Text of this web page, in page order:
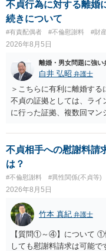
不貞行為に対する離婚
続きについて
#有責配偶者 #不倫慰謝料 #財
2026年8月5日
離婚・男女問題に強い
白井 弘昭 弁護士
＞こちらに有利に離婚する
不貞の証拠としては、ライ
に行った証拠、複数回マ
婚する、慰謝料をとるな
貞発覚後、長期間同居を続
場合がありますので、ご注
不貞相手への慰謝料請
は？
#不倫慰謝料 #異性関係(不貞等)
2026年8月5日
竹本 真紀 弁護士
【質問①～④】について ①
しても慰謝料請求は可能